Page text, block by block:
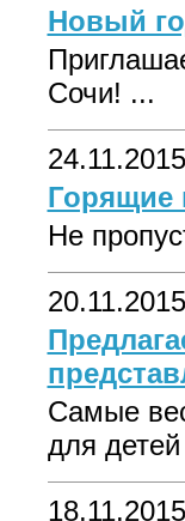
Новый
Сочи! ...
24.11.2015
Горящие
Не
20.11.2015
Самые
для
18.11.2015